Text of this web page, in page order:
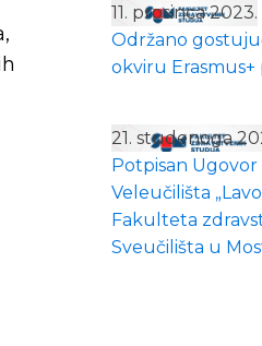
11. prosinca 2023.
Održano
okviru Erasmus+
21. studenoga
Potpisan Ugovor
Veleučilišta
Fakulteta
Sveučilišta u